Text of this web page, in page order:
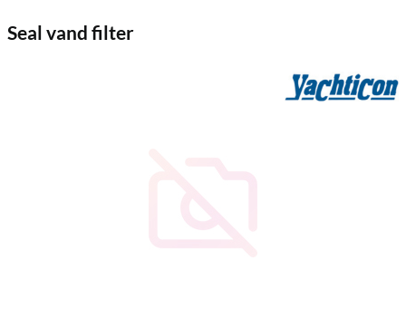
Seal vand filter